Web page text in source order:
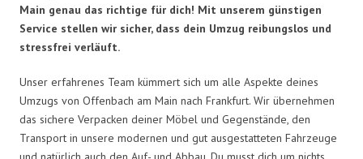
Main genau das richtige für dich! Mit unserem günstigen
Service stellen wir sicher, dass dein Umzug reibungslos und
stressfrei verläuft.
Unser erfahrenes Team kümmert sich um alle Aspekte deines
Umzugs von Offenbach am Main nach Frankfurt. Wir übernehmen
das sichere Verpacken deiner Möbel und Gegenstände, den
Transport in unsere modernen und gut ausgestatteten Fahrzeuge